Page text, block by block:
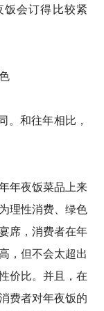
饭会订得比较紧
和往年相比，
年夜饭菜品上来
理性消费、绿色
席，消费者在年
，但不会太超出
价比。并且，在
费者对年夜饭的